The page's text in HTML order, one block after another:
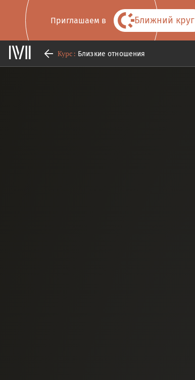
Приглашаем в Ближний круг
Курс: Близкие отношения